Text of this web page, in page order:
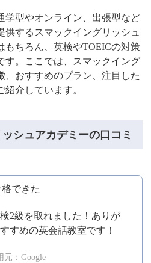
学型やオンライン、出張型など
するスマックイングリッシュ
もちろん、英検やTOEICの対策
す。ここでは、スマックイング
、おすすめのプラン、注目した
介しています。
シュアカデミーの口コミ
できた
2級を取れました！ありが
すめの英会話教室です！
元：Google